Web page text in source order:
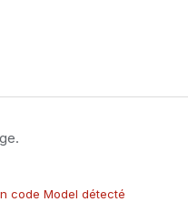
code Model détecté